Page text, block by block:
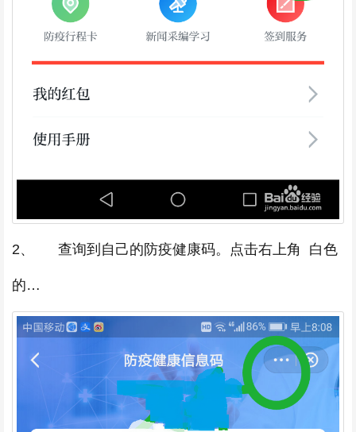
2、 查询到自己的防疫健康码。点击右上角 白色
的…